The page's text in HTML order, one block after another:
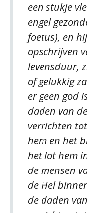
een stukje
engel
foetus), en
opschrijven
levensduur,
of gelukkig
er geen god
daden van
verrichten
hem en het
het lot hem
de mensen
de Hel
de daden